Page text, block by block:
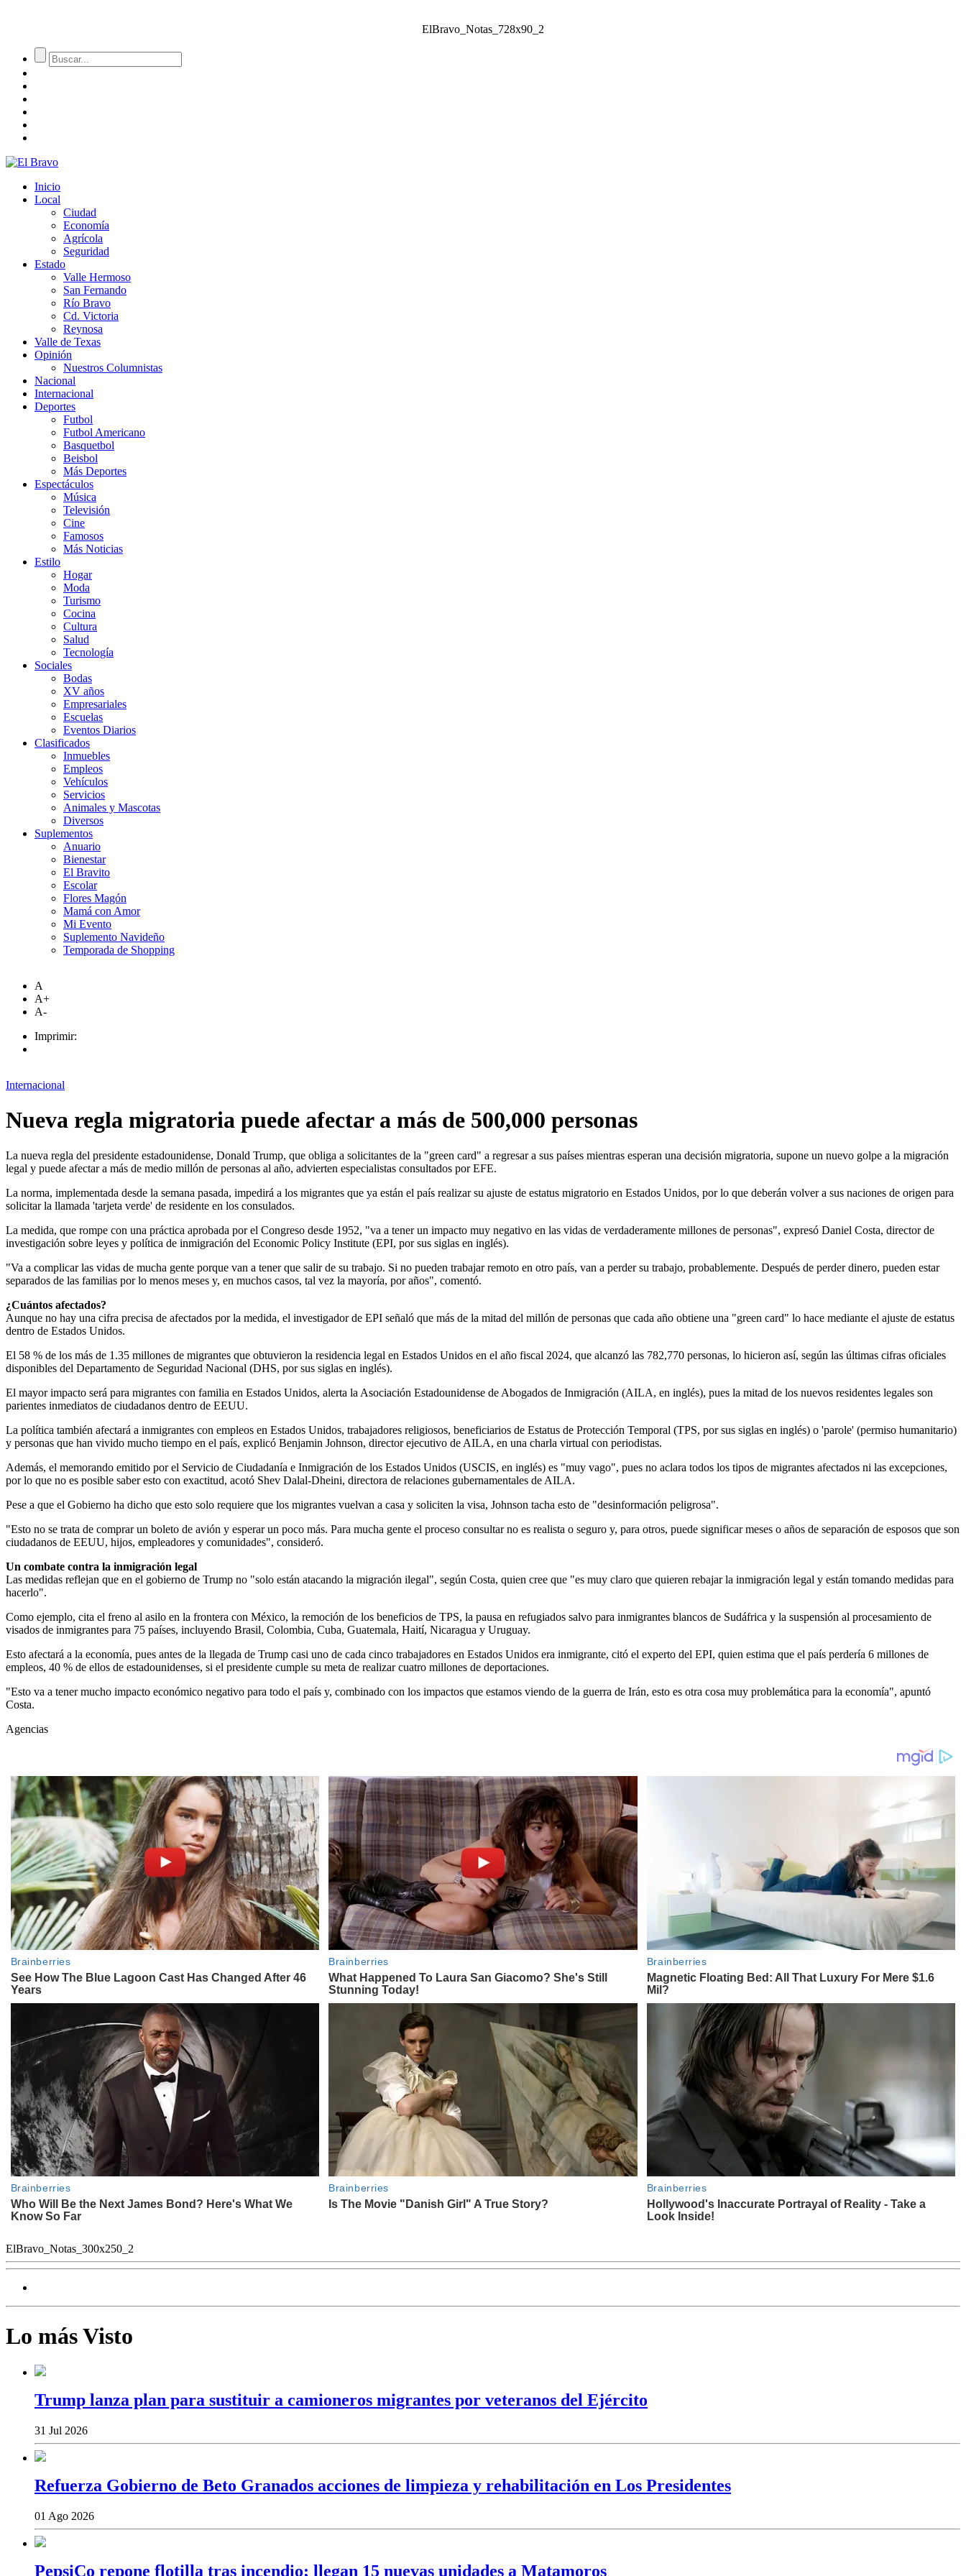
ElBravo_Notas_728x90_2
Inicio
Local
Ciudad
Economía
Agrícola
Seguridad
Estado
Valle Hermoso
San Fernando
Río Bravo
Cd. Victoria
Reynosa
Valle de Texas
Opinión
Nuestros Columnistas
Nacional
Internacional
Deportes
Futbol
Futbol Americano
Basquetbol
Beisbol
Más Deportes
Espectáculos
Música
Televisión
Cine
Famosos
Más Noticias
Estilo
Hogar
Moda
Turismo
Cocina
Cultura
Salud
Tecnología
Sociales
Bodas
XV años
Empresariales
Escuelas
Eventos Diarios
Clasificados
Inmuebles
Empleos
Vehículos
Servicios
Animales y Mascotas
Diversos
Suplementos
Anuario
Bienestar
El Bravito
Escolar
Flores Magón
Mamá con Amor
Mi Evento
Suplemento Navideño
Temporada de Shopping
A
A+
A-
Imprimir:
Internacional
Nueva regla migratoria puede afectar a más de 500,000 personas
La nueva regla del presidente estadounidense, Donald Trump, que obliga a solicitantes de la "green card" a regresar a sus países mientras esperan una decisión migratoria, supone un nuevo golpe a la migración
legal y puede afectar a más de medio millón de personas al año, advierten especialistas consultados por EFE.
La norma, implementada desde la semana pasada, impedirá a los migrantes que ya están el país realizar su ajuste de estatus migratorio en Estados Unidos, por lo que deberán volver a sus naciones de origen para
solicitar la llamada 'tarjeta verde' de residente en los consulados.
La medida, que rompe con una práctica aprobada por el Congreso desde 1952, "va a tener un impacto muy negativo en las vidas de verdaderamente millones de personas", expresó Daniel Costa, director de
investigación sobre leyes y política de inmigración del Economic Policy Institute (EPI, por sus siglas en inglés).
"Va a complicar las vidas de mucha gente porque van a tener que salir de su trabajo. Si no pueden trabajar remoto en otro país, van a perder su trabajo, probablemente. Después de perder dinero, pueden estar
separados de las familias por lo menos meses y, en muchos casos, tal vez la mayoría, por años", comentó.
¿Cuántos afectados?
Aunque no hay una cifra precisa de afectados por la medida, el investigador de EPI señaló que más de la mitad del millón de personas que cada año obtiene una "green card" lo hace mediante el ajuste de estatus
dentro de Estados Unidos.
El 58 % de los más de 1.35 millones de migrantes que obtuvieron la residencia legal en Estados Unidos en el año fiscal 2024, que alcanzó las 782,770 personas, lo hicieron así, según las últimas cifras oficiales
disponibles del Departamento de Seguridad Nacional (DHS, por sus siglas en inglés).
El mayor impacto será para migrantes con familia en Estados Unidos, alerta la Asociación Estadounidense de Abogados de Inmigración (AILA, en inglés), pues la mitad de los nuevos residentes legales son
parientes inmediatos de ciudadanos dentro de EEUU.
La política también afectará a inmigrantes con empleos en Estados Unidos, trabajadores religiosos, beneficiarios de Estatus de Protección Temporal (TPS, por sus siglas en inglés) o 'parole' (permiso humanitario)
y personas que han vivido mucho tiempo en el país, explicó Benjamin Johnson, director ejecutivo de AILA, en una charla virtual con periodistas.
Además, el memorando emitido por el Servicio de Ciudadanía e Inmigración de los Estados Unidos (USCIS, en inglés) es "muy vago", pues no aclara todos los tipos de migrantes afectados ni las excepciones,
por lo que no es posible saber esto con exactitud, acotó Shev Dalal-Dheini, directora de relaciones gubernamentales de AILA.
Pese a que el Gobierno ha dicho que esto solo requiere que los migrantes vuelvan a casa y soliciten la visa, Johnson tacha esto de "desinformación peligrosa".
"Esto no se trata de comprar un boleto de avión y esperar un poco más. Para mucha gente el proceso consultar no es realista o seguro y, para otros, puede significar meses o años de separación de esposos que son
ciudadanos de EEUU, hijos, empleadores y comunidades", consideró.
Un combate contra la inmigración legal
Las medidas reflejan que en el gobierno de Trump no "solo están atacando la migración ilegal", según Costa, quien cree que "es muy claro que quieren rebajar la inmigración legal y están tomando medidas para
hacerlo".
Como ejemplo, cita el freno al asilo en la frontera con México, la remoción de los beneficios de TPS, la pausa en refugiados salvo para inmigrantes blancos de Sudáfrica y la suspensión al procesamiento de
visados de inmigrantes para 75 países, incluyendo Brasil, Colombia, Cuba, Guatemala, Haití, Nicaragua y Uruguay.
Esto afectará a la economía, pues antes de la llegada de Trump casi uno de cada cinco trabajadores en Estados Unidos era inmigrante, citó el experto del EPI, quien estima que el país perdería 6 millones de
empleos, 40 % de ellos de estadounidenses, si el presidente cumple su meta de realizar cuatro millones de deportaciones.
"Esto va a tener mucho impacto económico negativo para todo el país y, combinado con los impactos que estamos viendo de la guerra de Irán, esto es otra cosa muy problemática para la economía", apuntó
Costa.
Agencias
ElBravo_Notas_300x250_2
Lo más Visto
Trump lanza plan para sustituir a camioneros migrantes por veteranos del Ejército
31 Jul 2026
Refuerza Gobierno de Beto Granados acciones de limpieza y rehabilitación en Los Presidentes
01 Ago 2026
PepsiCo repone flotilla tras incendio; llegan 15 nuevas unidades a Matamoros